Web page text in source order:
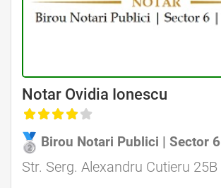
Notar Ovidia Ionescu
Birou Notari Publici | Sector 6
Str. Serg. Alexandru Cutieru 25B